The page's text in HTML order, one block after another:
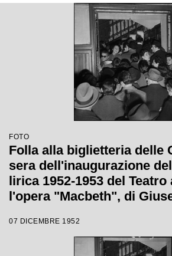
FOTO
Folla alla biglietteria delle
sera dell'inaugurazione
lirica 1952-1953 del
l'opera "Macbeth", di
di Carl Ebert
07 DICEMBRE 1952